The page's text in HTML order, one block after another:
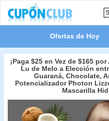
Ofertas de Hoy
¡Paga $25 en Vez de $165
Lu de Melo a Elección
Guaraná, Chocolate,
Potencializador Photon
Mascarilla